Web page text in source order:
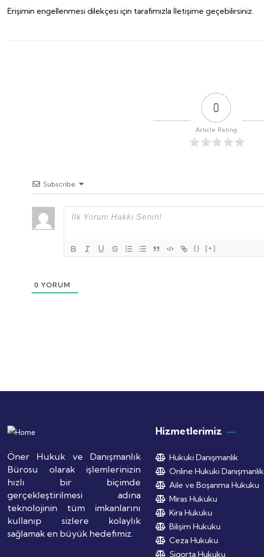
Erişimin engellenmesi dilekçesi için tarafımızla İletişime geçebilirsiniz.
0
Article Rating
Subscribe
{} [+]
0 YORUM
Öner Hukuk ve Danışmanlık
Bürosu olarak işlemlerinizin
hızlı bir biçimde
gerçekleştirilmesi adına
teknolojinin tüm imkanlarını
kullanıp sizlere kolaylık
sağlamak en büyük hedefimiz.
Hizmetlerimiz
Hukuki Danışmanlık
Online Hukuki Danışmanlık
Aile ve Boşanma Hukuku
Miras Hukuku
Kira Hukuku
Bilişim Hukuku
Ceza Hukuku
Sigorta Hukuku